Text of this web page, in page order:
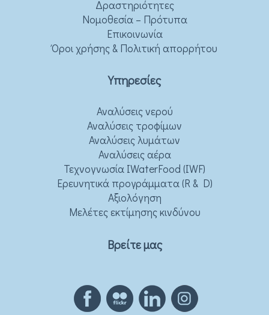
Δραστηριότητες
Νομοθεσία – Πρότυπα
Επικοινωνία
Όροι χρήσης & Πολιτική απορρήτου
Υπηρεσίες
Αναλύσεις νερού
Αναλύσεις τροφίμων
Αναλύσεις λυμάτων
Αναλύσεις αέρα
Τεχνογνωσία IWaterFood (IWF)
Ερευνητικά προγράμματα (R & D)
Αξιολόγηση
Μελέτες εκτίμησης κινδύνου
Βρείτε μας